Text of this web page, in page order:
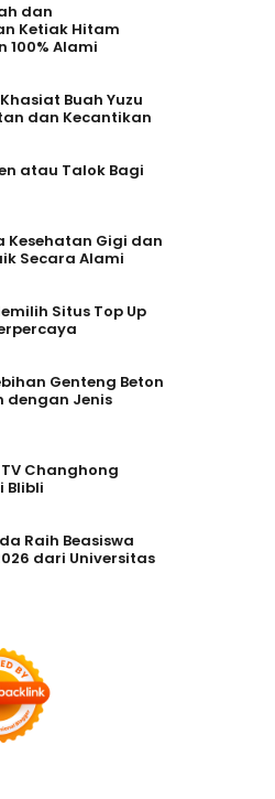
dan
Ketiak Hitam
100% Alami
Buah Yuzu
dan Kecantikan
atau Talok Bagi
Kesehatan Gigi dan
Secara Alami
Situs Top Up
Genteng Beton
dengan Jenis
Changhong
Blibli
Raih Beasiswa
dari Universitas